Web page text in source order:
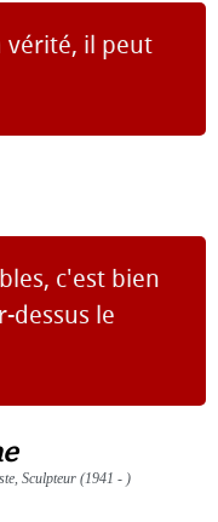
vérité, il peut
c'est bien
dessus le
Sculpteur (1941 - )